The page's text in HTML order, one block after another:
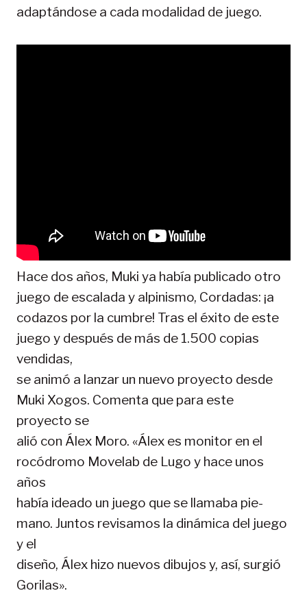
adaptándose a cada modalidad de juego.
Hace dos años, Muki ya había publicado otro
juego de escalada y alpinismo, Cordadas: ¡a
codazos por la cumbre! Tras el éxito de este
juego y después de más de 1.500 copias
vendidas,
se animó a lanzar un nuevo proyecto desde
Muki Xogos. Comenta que para este
proyecto se
alió con Álex Moro. «Álex es monitor en el
rocódromo Movelab de Lugo y hace unos
años
había ideado un juego que se llamaba pie-
mano. Juntos revisamos la dinámica del juego
y el
diseño, Álex hizo nuevos dibujos y, así, surgió
Gorilas».